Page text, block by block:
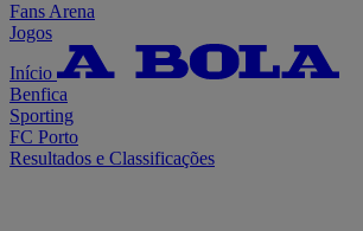
Fans Arena
Jogos
Início
Benfica
Sporting
FC Porto
Resultados e Classificações